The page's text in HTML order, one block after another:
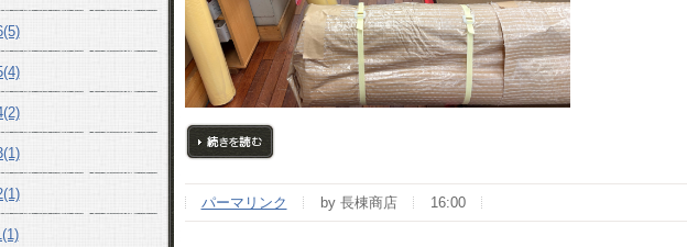
パーマリンク
by 長棟商店 16:00